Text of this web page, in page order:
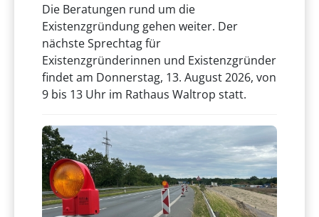
Die Beratungen rund um die
Existenzgründung gehen weiter. Der
nächste Sprechtag für
Existenzgründerinnen und Existenzgründer
findet am Donnerstag, 13. August 2026, von
9 bis 13 Uhr im Rathaus Waltrop statt.